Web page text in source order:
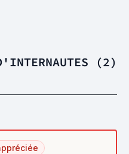
(2)